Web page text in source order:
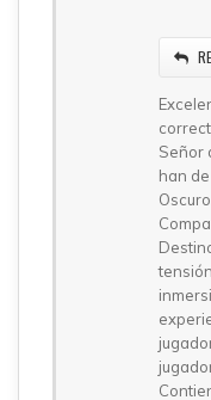
Señor
han